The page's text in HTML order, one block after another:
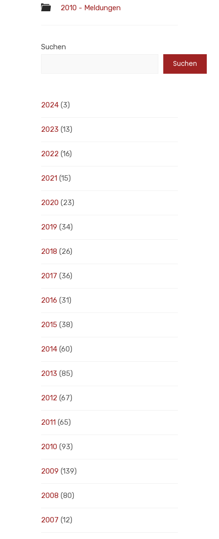
2010 - Meldungen
Suchen
Suchen
2024 (3)
2023 (13)
2022 (16)
2021 (15)
2020 (23)
2019 (34)
2018 (26)
2017 (36)
2016 (31)
2015 (38)
2014 (60)
2013 (85)
2012 (67)
2011 (65)
2010 (93)
2009 (139)
2008 (80)
2007 (12)